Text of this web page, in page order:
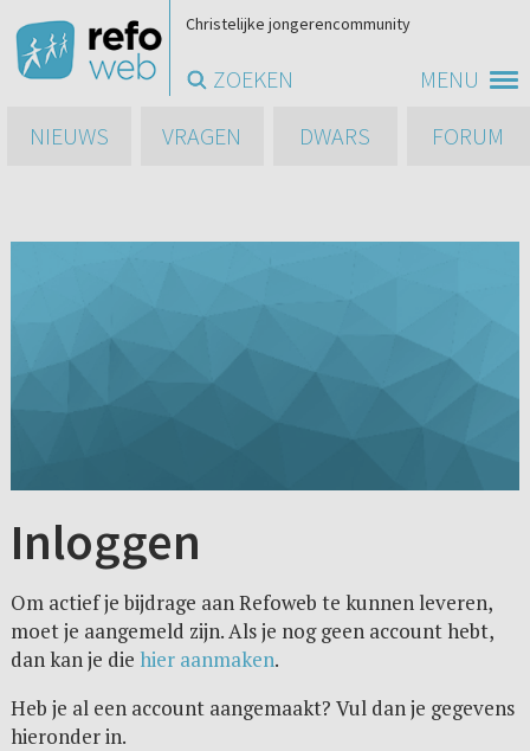
MENU
Christelijke jongerencommunity
ZOEKEN
NIEUWS
VRAGEN DWARS FORUM
Inloggen
Om actief je bijdrage aan Refoweb te kunnen leveren,
moet je aangemeld zijn. Als je nog geen account hebt,
dan kan je die hier aanmaken.
Heb je al een account aangemaakt? Vul dan je gegevens
hieronder in.